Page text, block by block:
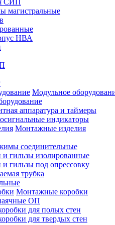
магистральные
НВА
Модульное
аппаратура и таймеры
индикаторы
Монтажные изделия
соединительные
гильзы изолированные
гильзы под опрессовку
трубка
Монтажные коробки
ОП
для полых стен
для твердых стен